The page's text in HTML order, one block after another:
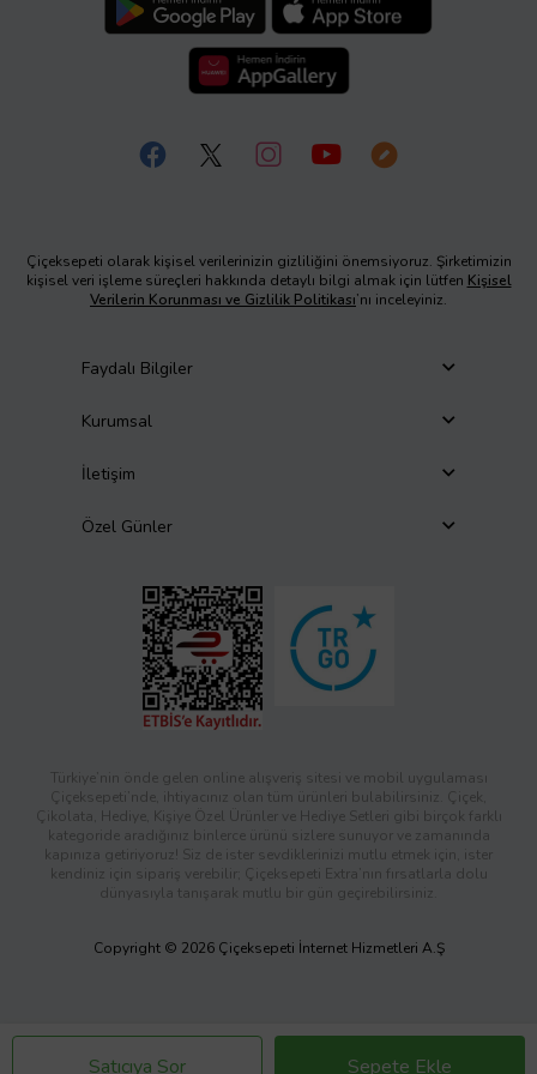
Satıcıya Sor Sepete Ekle
Çiçeksepeti olarak kişisel verilerinizin gizliliğini önemsiyoruz. Şirketimizin
kişisel veri işleme süreçleri hakkında detaylı bilgi almak için lütfen Kişisel
Verilerin Korunması ve Gizlilik Politikası’nı inceleyiniz.
Faydalı Bilgiler
Kurumsal
İletişim
Özel Günler
Türkiye’nin önde gelen online alışveriş sitesi ve mobil uygulaması
Çiçeksepeti’nde, ihtiyacınız olan tüm ürünleri bulabilirsiniz. Çiçek,
Çikolata, Hediye, Kişiye Özel Ürünler ve Hediye Setleri gibi birçok farklı
kategoride aradığınız binlerce ürünü sizlere sunuyor ve zamanında
kapınıza getiriyoruz! Siz de ister sevdiklerinizi mutlu etmek için, ister
kendiniz için sipariş verebilir; Çiçeksepeti Extra’nın fırsatlarla dolu
dünyasıyla tanışarak mutlu bir gün geçirebilirsiniz.
Copyright © 2026 Çiçeksepeti İnternet Hizmetleri A.Ş